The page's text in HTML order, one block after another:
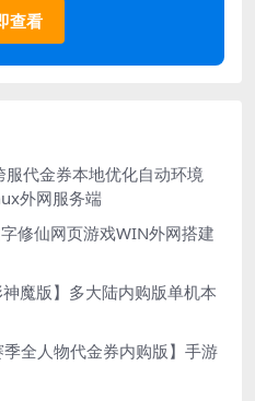
查看
代金券本地优化自动环境
外网服务端
修仙网页游戏WIN外网搭建
魔版】多大陆内购版单机本
全人物代金券内购版】手游